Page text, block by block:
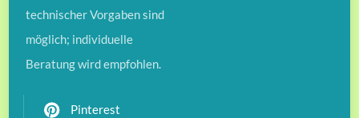
technischer Vorgaben sind
möglich; individuelle
Beratung wird empfohlen.
Pinterest